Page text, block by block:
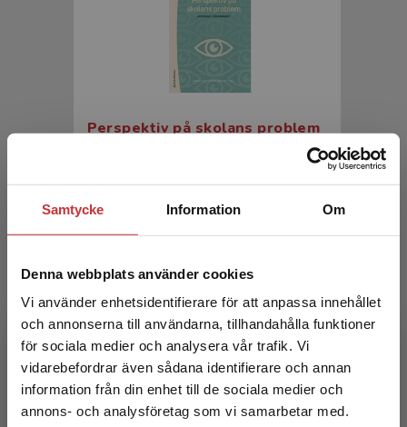
Samtycke Information Om
Denna webbplats använder cookies
Vi använder enhetsidentifierare för att anpassa innehållet
och annonserna till användarna, tillhandahålla funktioner
för sociala medier och analysera vår trafik. Vi
vidarebefordrar även sådana identifierare och annan
information från din enhet till de sociala medier och
annons- och analysföretag som vi samarbetar med.
Begränsad fraktregion
Perspektiv på skolans problem
398 kr
inkl. moms
Exkl. moms: 375 kr
Perspektiv på skolans problem